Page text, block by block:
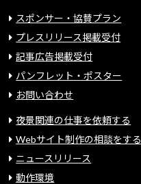
スポンサー・協賛プラン
プレスリリース掲載受付
記事広告掲載受付
パンフレット・ポスター
お問い合わせ
夜景関連の仕事を依頼する
Webサイト制作の相談をする
ニュースリリース
動作環境